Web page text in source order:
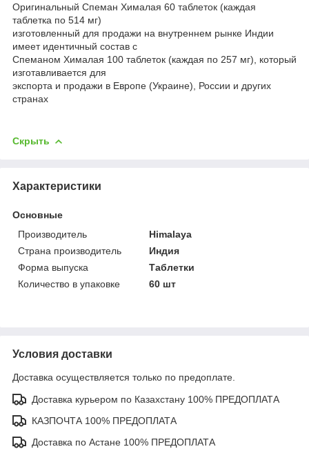
Оригинальный Спеман Хималая 60 таблеток (каждая
таблетка по 514 мг)
изготовленный для продажи на внутреннем рынке Индии
имеет идентичный состав с
Спеманом Хималая 100 таблеток (каждая по 257 мг), который
изготавливается для
экспорта и продажи в Европе (Украине), России и других
странах
Скрыть
Характеристики
Основные
Производитель
Himalaya
Страна производитель
Индия
Форма выпуска
Таблетки
Количество в упаковке
60 шт
Условия доставки
Доставка осуществляется только по предоплате.
Доставка курьером по Казахстану 100% ПРЕДОПЛАТА
КАЗПОЧТА 100% ПРЕДОПЛАТА
Доставка по Астане 100% ПРЕДОПЛАТА